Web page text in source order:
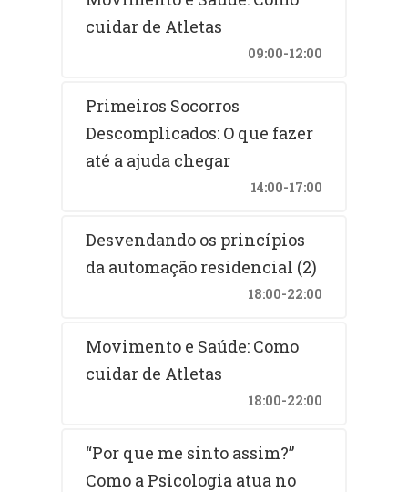
cuidar de Atletas
09:00-12:00
Primeiros Socorros
Descomplicados: O que fazer
até a ajuda chegar
14:00-17:00
Desvendando os princípios
da automação residencial (2)
18:00-22:00
Movimento e Saúde: Como
cuidar de Atletas
18:00-22:00
“Por que me sinto assim?”
Como a Psicologia atua no